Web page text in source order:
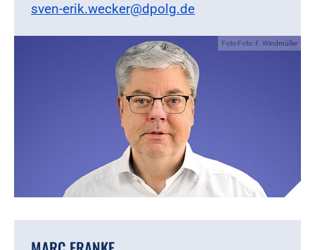
sven-erik.wecker@dpolg.de
Foto:Foto: F. Windmüller